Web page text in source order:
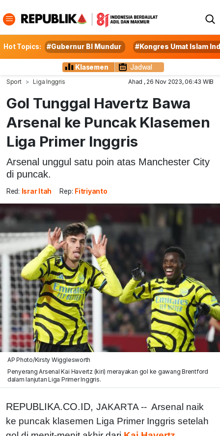
Hot Topics: #Gubernur BI Mundur #Kongres Umat Islam
Klasemen Jadwal
Sport Liga Inggris Ahad , 26 Nov 2023, 06:43 WIB
Gol Tunggal Havertz Bawa
Arsenal ke Puncak Klasemen
Liga Primer Inggris
Arsenal unggul satu poin atas Manchester City
di puncak.
Red: Israr Itah Rep: Fitriyanto
AP Photo/Kirsty Wigglesworth
Penyerang Arsenal Kai Havertz (kiri) merayakan gol ke gawang Brentford
dalam lanjutan Liga Primer Inggris.
REPUBLIKA.CO.ID, JAKARTA -- Arsenal naik
ke puncak klasemen Liga Primer Inggris setelah